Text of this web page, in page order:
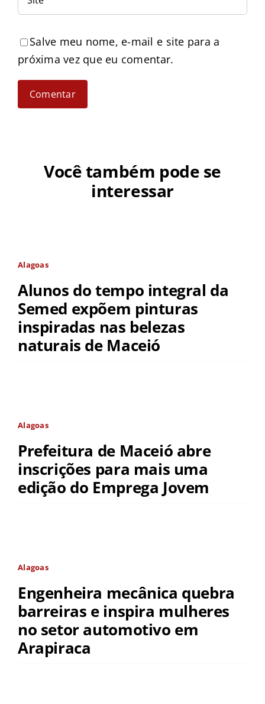
Salve meu nome, e-mail e site para a
próxima vez que eu comentar.
Você também pode se
interessar
Alagoas
Alunos do tempo integral da
Semed expõem pinturas
inspiradas nas belezas
naturais de Maceió
Alagoas
Prefeitura de Maceió abre
inscrições para mais uma
edição do Emprega Jovem
Alagoas
Engenheira mecânica quebra
barreiras e inspira mulheres
no setor automotivo em
Arapiraca